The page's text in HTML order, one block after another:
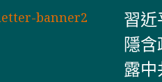
習近
隱
露中